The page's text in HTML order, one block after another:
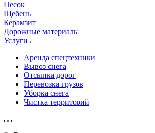
Песок
Щебень
Керамзит
Дорожные материалы
Услуги
Аренда спецтехники
Вывоз снега
Отсыпка дорог
Перевозка грузов
Уборка снега
Чистка территорий